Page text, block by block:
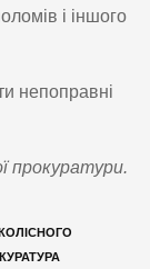
і іншого
непоправні
прокуратури.